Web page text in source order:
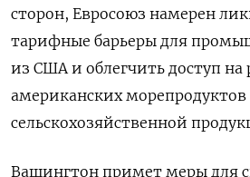
сторон, Евросоюз намерен
тарифные барьеры для
из США и облегчить доступ на
американских морепродуктов
сельскохозяйственной
Вашингтон примет меры для